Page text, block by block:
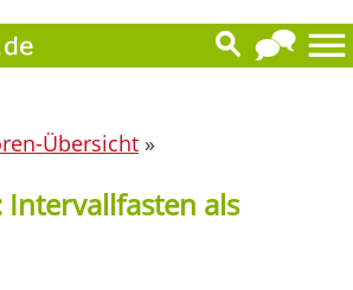
Übersicht »
Intervallfasten als